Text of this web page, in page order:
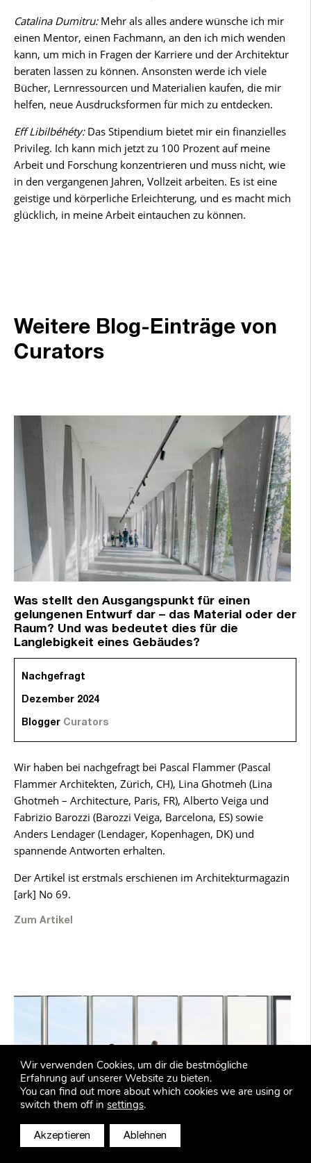
Catalina Dumitru:Mehr als alles andere wünsche ich mir
einen Mentor, einen Fachmann, an den ich mich wenden
kann, um mich in Fragen der Karriere und der Architektur
beraten lassen zu können. Ansonsten werde ich viele
Bücher, Lernressourcen und Materialien kaufen, die mir
helfen, neue Ausdrucksformen für mich zu entdecken.
Eff Libilbéhéty:Das Stipendium bietet mir ein finanzielles
Privileg. Ich kann mich jetzt zu 100 Prozent auf meine
Arbeit und Forschung konzentrieren und muss nicht, wie
in den vergangenen Jahren, Vollzeit arbeiten. Es ist eine
geistige und körperliche Erleichterung, und es macht mich
glücklich, in meine Arbeit eintauchen zu können.
Weitere Blog-Einträge von
Curators
Was stellt den Ausgangspunkt für einen
gelungenen Entwurf dar – das Material oder der
Raum? Und was bedeutet dies für die
Langlebigkeit eines Gebäudes?
Nachgefragt
Dezember 2024
Blogger Curators
Wir haben bei nachgefragt bei Pascal Flammer (Pascal
Flammer Architekten, Zürich, CH), Lina Ghotmeh (Lina
Ghotmeh – Architecture, Paris, FR), Alberto Veiga und
Fabrizio Barozzi (Barozzi Veiga, Barcelona, ES) sowie
Anders Lendager (Lendager, Kopenhagen, DK) und
spannende Antworten erhalten.
Der Artikel ist erstmals erschienen im Architekturmagazin
[ark] No 69.
Zum Artikel
Wir verwenden Cookies, um dir die bestmögliche
Erfahrung auf unserer Website zu bieten.
You can find out more about which cookies we are using or
switch them off in settings.
Akzeptieren Ablehnen